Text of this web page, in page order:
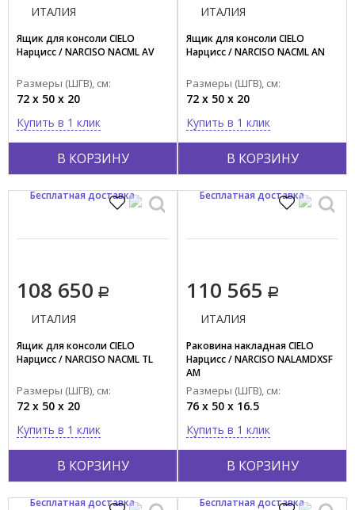
В КОРЗИНУ
ИТАЛИЯ
Ящик для консоли CIELO
Нарцисс / NARCISO NACML AV
Размеры (ШГВ), см:
72 x 50 x 20
Купить в 1 клик
В КОРЗИНУ
ИТАЛИЯ
Ящик для консоли CIELO
Нарцисс / NARCISO NACML AN
Размеры (ШГВ), см:
72 x 50 x 20
Купить в 1 клик
108 650
В КОРЗИНУ
ИТАЛИЯ
Ящик для консоли CIELO
Нарцисс / NARCISO NACML TL
Размеры (ШГВ), см:
72 x 50 x 20
Купить в 1 клик
Бесплатная доставка
110 565
В КОРЗИНУ
ИТАЛИЯ
Раковина накладная CIELO
Нарцисс / NARCISO NALAMDXSF
AM
Размеры (ШГВ), см:
76 x 50 x 16.5
Купить в 1 клик
Бесплатная доставка
Бесплатная доставка Бесплатная доставка